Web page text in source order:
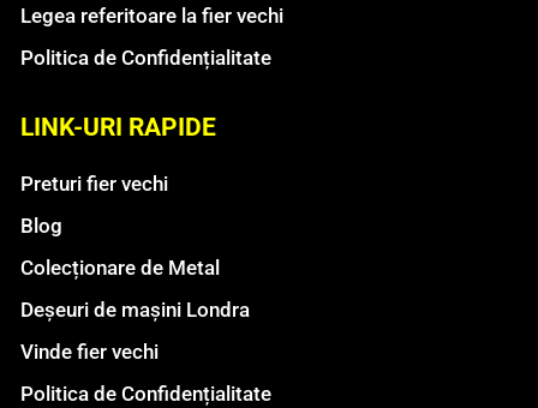
Legea referitoare la fier vechi
Politica de Confidențialitate
LINK-URI RAPIDE
Preturi fier vechi
Blog
Colecționare de Metal
Deșeuri de mașini Londra
Vinde fier vechi
Politica de Confidențialitate